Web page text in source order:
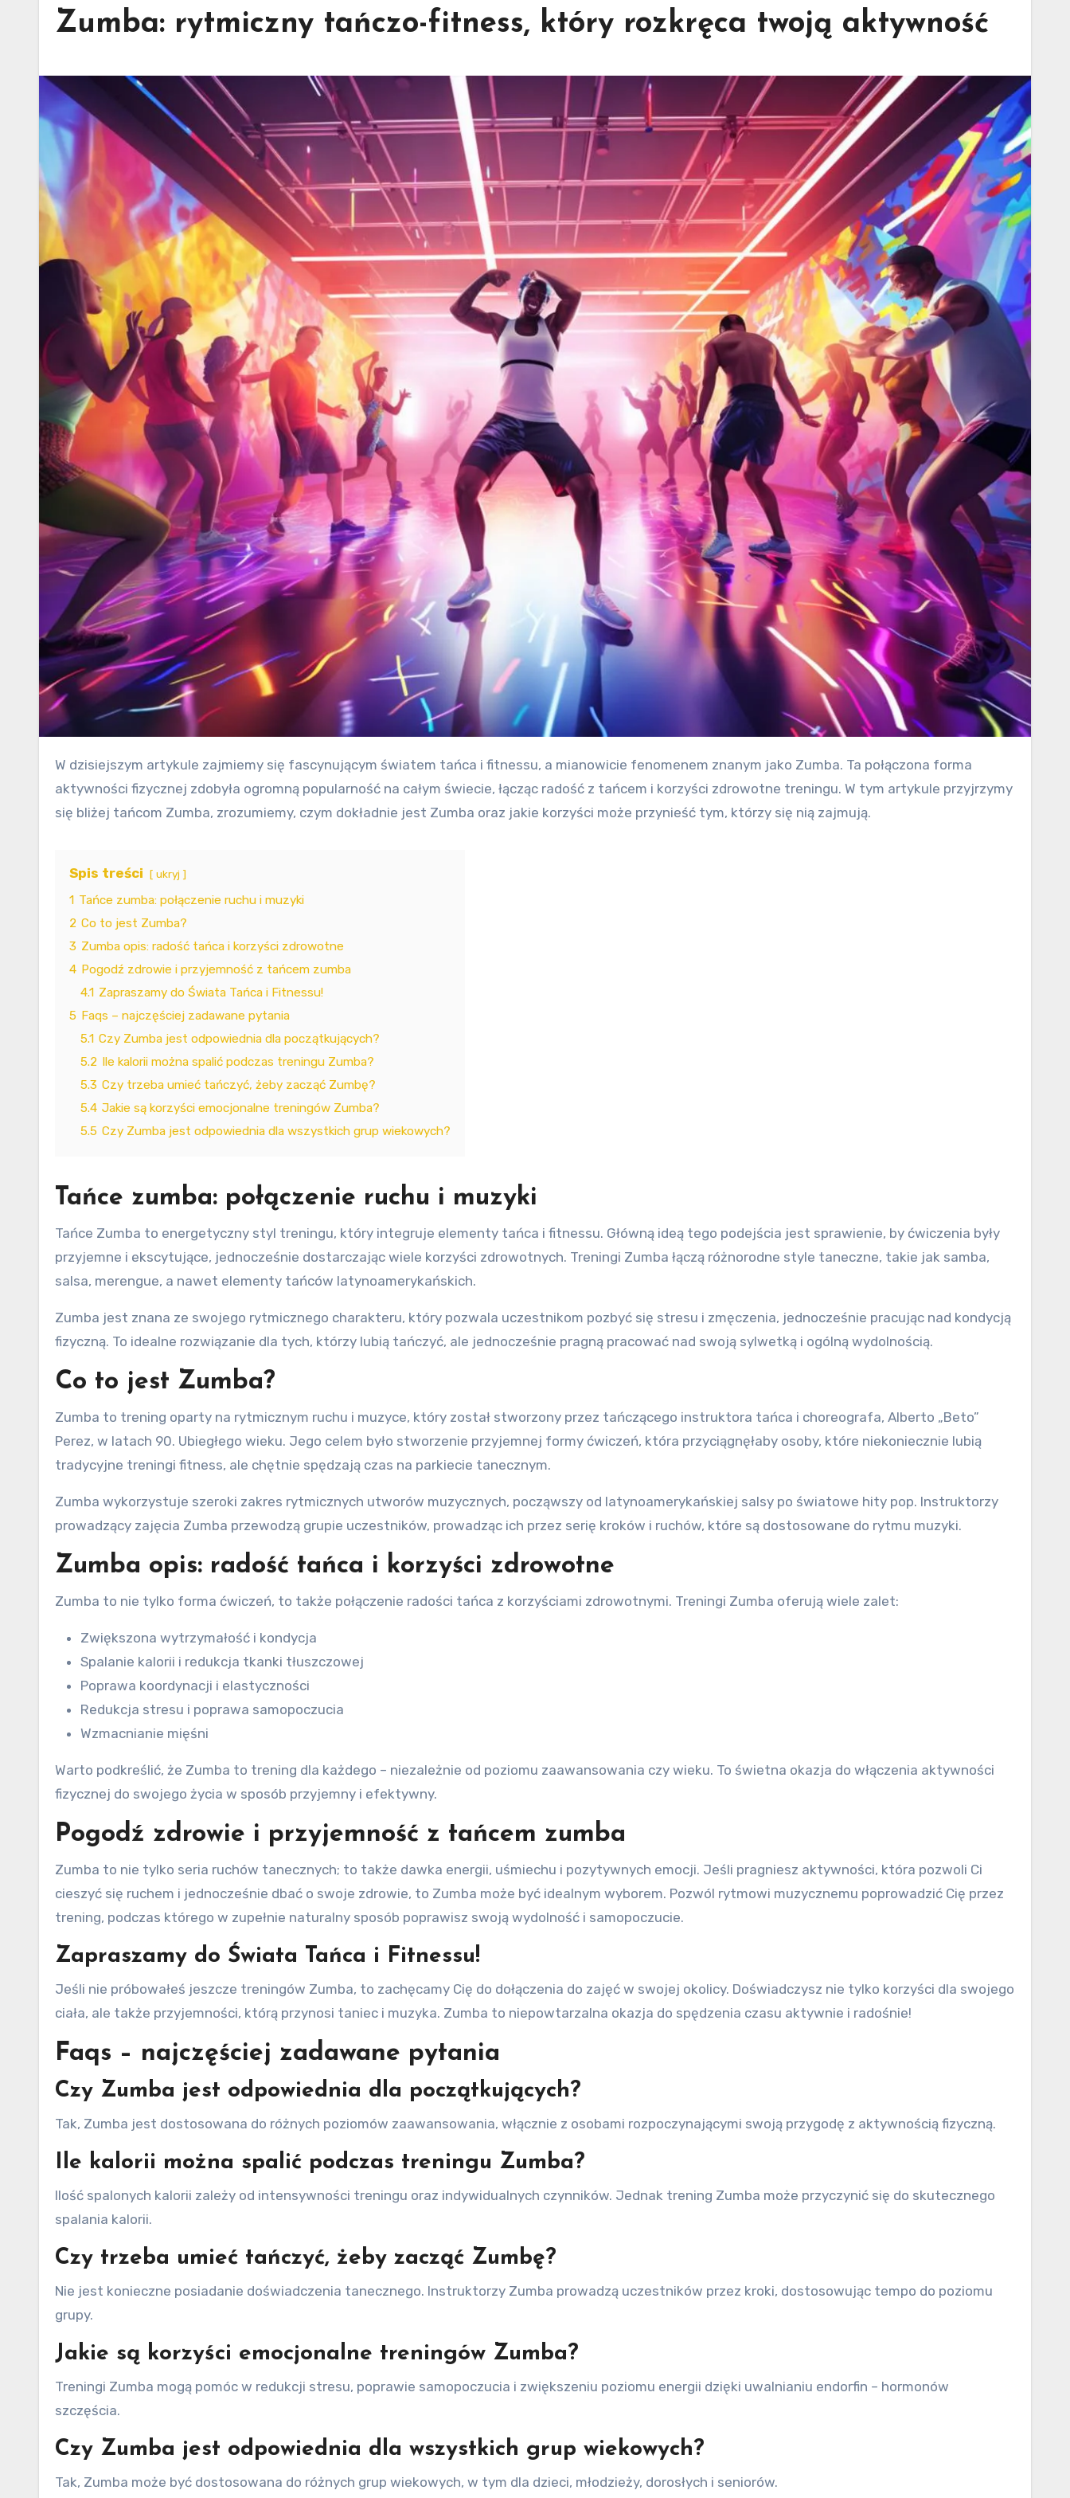
Zumba: rytmiczny tańczo-fitness, który rozkręca twoją aktywność
W dzisiejszym artykule zajmiemy się fascynującym światem tańca i fitnessu, a mianowicie fenomenem znanym jako Zumba. Ta połączona forma
aktywności fizycznej zdobyła ogromną popularność na całym świecie, łącząc radość z tańcem i korzyści zdrowotne treningu. W tym artykule przyjrzymy
się bliżej tańcom Zumba, zrozumiemy, czym dokładnie jest Zumba oraz jakie korzyści może przynieść tym, którzy się nią zajmują.
Spis treści ukryj
1 Tańce zumba: połączenie ruchu i muzyki
2 Co to jest Zumba?
3 Zumba opis: radość tańca i korzyści zdrowotne
4 Pogodź zdrowie i przyjemność z tańcem zumba
4.1 Zapraszamy do Świata Tańca i Fitnessu!
5 Faqs – najczęściej zadawane pytania
5.1 Czy Zumba jest odpowiednia dla początkujących?
5.2 Ile kalorii można spalić podczas treningu Zumba?
5.3 Czy trzeba umieć tańczyć, żeby zacząć Zumbę?
5.4 Jakie są korzyści emocjonalne treningów Zumba?
5.5 Czy Zumba jest odpowiednia dla wszystkich grup wiekowych?
Tańce zumba: połączenie ruchu i muzyki
Tańce Zumba to energetyczny styl treningu, który integruje elementy tańca i fitnessu. Główną ideą tego podejścia jest sprawienie, by ćwiczenia były
przyjemne i ekscytujące, jednocześnie dostarczając wiele korzyści zdrowotnych. Treningi Zumba łączą różnorodne style taneczne, takie jak samba,
salsa, merengue, a nawet elementy tańców latynoamerykańskich.
Zumba jest znana ze swojego rytmicznego charakteru, który pozwala uczestnikom pozbyć się stresu i zmęczenia, jednocześnie pracując nad kondycją
fizyczną. To idealne rozwiązanie dla tych, którzy lubią tańczyć, ale jednocześnie pragną pracować nad swoją sylwetką i ogólną wydolnością.
Co to jest Zumba?
Zumba to trening oparty na rytmicznym ruchu i muzyce, który został stworzony przez tańczącego instruktora tańca i choreografa, Alberto „Beto”
Perez, w latach 90. Ubiegłego wieku. Jego celem było stworzenie przyjemnej formy ćwiczeń, która przyciągnęłaby osoby, które niekoniecznie lubią
tradycyjne treningi fitness, ale chętnie spędzają czas na parkiecie tanecznym.
Zumba wykorzystuje szeroki zakres rytmicznych utworów muzycznych, począwszy od latynoamerykańskiej salsy po światowe hity pop. Instruktorzy
prowadzący zajęcia Zumba przewodzą grupie uczestników, prowadząc ich przez serię kroków i ruchów, które są dostosowane do rytmu muzyki.
Zumba opis: radość tańca i korzyści zdrowotne
Zumba to nie tylko forma ćwiczeń, to także połączenie radości tańca z korzyściami zdrowotnymi. Treningi Zumba oferują wiele zalet:
Zwiększona wytrzymałość i kondycja
Spalanie kalorii i redukcja tkanki tłuszczowej
Poprawa koordynacji i elastyczności
Redukcja stresu i poprawa samopoczucia
Wzmacnianie mięśni
Warto podkreślić, że Zumba to trening dla każdego – niezależnie od poziomu zaawansowania czy wieku. To świetna okazja do włączenia aktywności
fizycznej do swojego życia w sposób przyjemny i efektywny.
Pogodź zdrowie i przyjemność z tańcem zumba
Zumba to nie tylko seria ruchów tanecznych; to także dawka energii, uśmiechu i pozytywnych emocji. Jeśli pragniesz aktywności, która pozwoli Ci
cieszyć się ruchem i jednocześnie dbać o swoje zdrowie, to Zumba może być idealnym wyborem. Pozwól rytmowi muzycznemu poprowadzić Cię przez
trening, podczas którego w zupełnie naturalny sposób poprawisz swoją wydolność i samopoczucie.
Zapraszamy do Świata Tańca i Fitnessu!
Jeśli nie próbowałeś jeszcze treningów Zumba, to zachęcamy Cię do dołączenia do zajęć w swojej okolicy. Doświadczysz nie tylko korzyści dla swojego
ciała, ale także przyjemności, którą przynosi taniec i muzyka. Zumba to niepowtarzalna okazja do spędzenia czasu aktywnie i radośnie!
Faqs – najczęściej zadawane pytania
Czy Zumba jest odpowiednia dla początkujących?
Tak, Zumba jest dostosowana do różnych poziomów zaawansowania, włącznie z osobami rozpoczynającymi swoją przygodę z aktywnością fizyczną.
Ile kalorii można spalić podczas treningu Zumba?
Ilość spalonych kalorii zależy od intensywności treningu oraz indywidualnych czynników. Jednak trening Zumba może przyczynić się do skutecznego
spalania kalorii.
Czy trzeba umieć tańczyć, żeby zacząć Zumbę?
Nie jest konieczne posiadanie doświadczenia tanecznego. Instruktorzy Zumba prowadzą uczestników przez kroki, dostosowując tempo do poziomu
grupy.
Jakie są korzyści emocjonalne treningów Zumba?
Treningi Zumba mogą pomóc w redukcji stresu, poprawie samopoczucia i zwiększeniu poziomu energii dzięki uwalnianiu endorfin – hormonów
szczęścia.
Czy Zumba jest odpowiednia dla wszystkich grup wiekowych?
Tak, Zumba może być dostosowana do różnych grup wiekowych, w tym dla dzieci, młodzieży, dorosłych i seniorów.